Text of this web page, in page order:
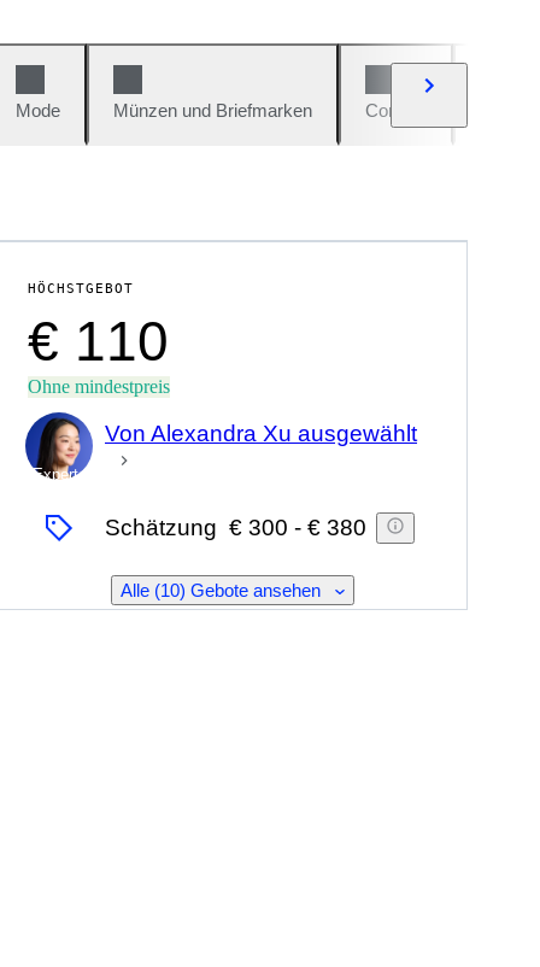
Mode Münzen und Briefmarken Comics
HÖCHSTGEBOT
€ 110
Ohne mindestpreis
Experte
Von Alexandra Xu ausgewählt
Schätzung € 300 - € 380
Alle (10) Gebote ansehen